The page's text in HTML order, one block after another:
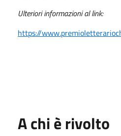
Ulteriori informazioni al link:
https://
A chi è rivolto